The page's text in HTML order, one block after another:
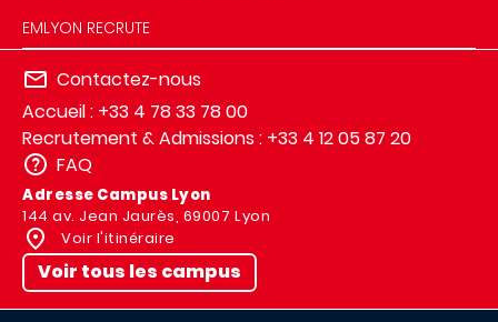
EMLYON RECRUTE
Contactez-nous
Accueil : +33 4 78 33 78 00
Recrutement & Admissions : +33 4 12 05 87 20
FAQ
Adresse Campus Lyon
144 av. Jean Jaurès, 69007 Lyon
Voir l'itinéraire
Voir tous les campus